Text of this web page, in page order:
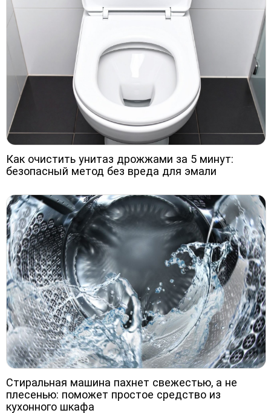
Как очистить унитаз дрожжами за 5 минут:
безопасный метод без вреда для эмали
Стиральная машина пахнет свежестью, а не
плесенью: поможет простое средство из
кухонного шкафа